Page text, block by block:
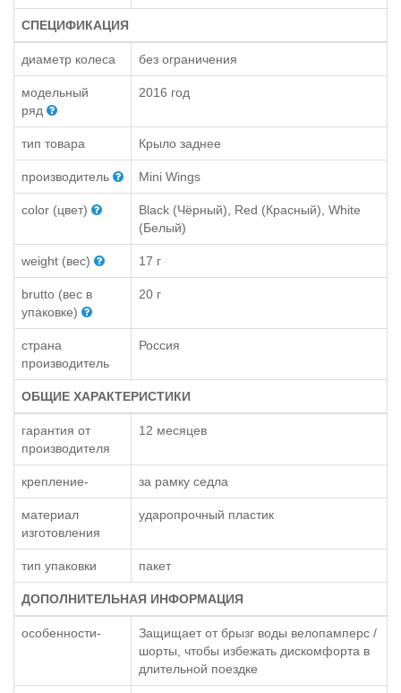
СПЕЦИФИКАЦИЯ
диаметр колеса без ограничения
модельный
ряд
2016 год
тип товара Крыло заднее
производитель Mini Wings
color (цвет)
Black (Чёрный), Red (Красный), White
(Белый)
weight (вес) 17 г
brutto (вес в
упаковке)
20 г
страна
производитель
Россия
ОБЩИЕ ХАРАКТЕРИСТИКИ
гарантия от
производителя
12 месяцев
крепление- за рамку седла
материал
изготовления
ударопрочный пластик
тип упаковки пакет
ДОПОЛНИТЕЛЬНАЯ ИНФОРМАЦИЯ
особенности-
Защищает от брызг воды велопамперс /
шорты, чтобы избежать дискомфорта в
длительной поездке